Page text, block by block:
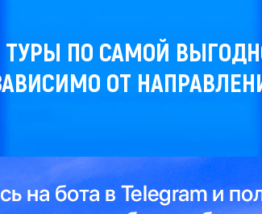
ПО САМОЙ
ОТ